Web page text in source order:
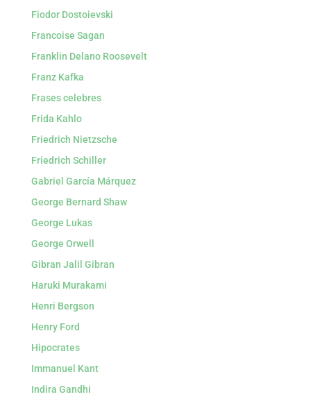
Fiodor Dostoievski
Francoise Sagan
Franklin Delano Roosevelt
Franz Kafka
Frases celebres
Frida Kahlo
Friedrich Nietzsche
Friedrich Schiller
Gabriel García Márquez
George Bernard Shaw
George Lukas
George Orwell
Gibran Jalil Gibran
Haruki Murakami
Henri Bergson
Henry Ford
Hipocrates
Immanuel Kant
Indira Gandhi